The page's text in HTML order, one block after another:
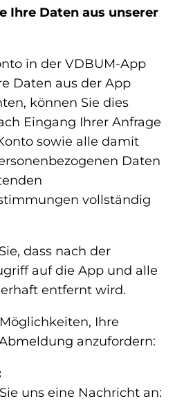
Ihre Daten aus unserer
in der VDBUM-App
Daten aus der App
können Sie dies
Eingang Ihrer Anfrage
sowie alle damit
Daten
vollständig
dass nach der
auf die App und alle
entfernt wird.
Ihre
anzufordern:
uns eine Nachricht an: